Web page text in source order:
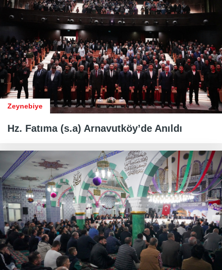
Zeynebiye
Hz. Fatıma (s.a) Arnavutköy’de Anıldı